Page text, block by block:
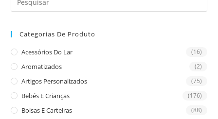
Categorias De Produto
Acessórios Do Lar (16)
Aromatizados (2)
Artigos Personalizados (75)
Bebés E Crianças (176)
Bolsas E Carteiras (88)